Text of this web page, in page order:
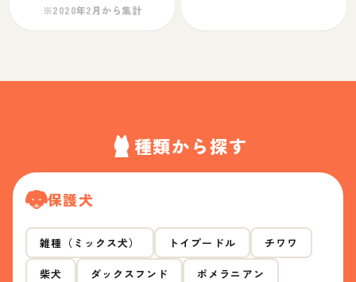
※2020年2月から集計
種類から探す
保護犬
雑種（ミックス犬） トイプードル チワワ
柴犬 ダックスフンド ポメラニアン